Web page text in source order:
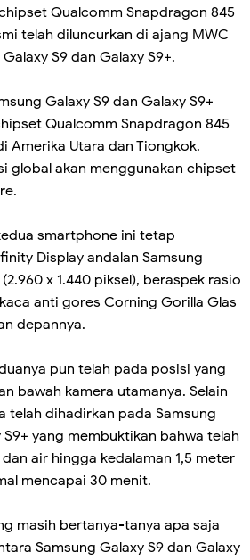
Qualcomm Snapdragon 845
telah diluncurkan di ajang MWC
S9 dan Galaxy S9+.
Galaxy S9 dan Galaxy S9+
Qualcomm Snapdragon 845
Amerika Utara dan Tiongkok.
global akan menggunakan chipset
smartphone ini tetap
Display andalan Samsung
x 1.440 piksel), beraspek rasio
anti gores Corning Gorilla Glas
depannya.
pun telah pada posisi yang
bawah kamera utamanya. Selain
telah dihadirkan pada Samsung
S9+ yang membuktikan bahwa telah
air hingga kedalaman 1,5 meter
mencapai 30 menit.
masih bertanya-tanya apa saja
Samsung Galaxy S9 dan Galaxy